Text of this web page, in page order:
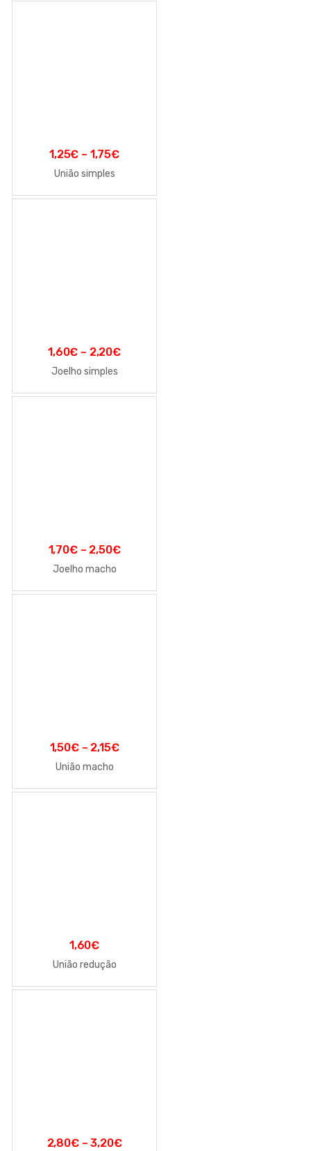
1,25€ – 1,75€
União simples
1,60€ – 2,20€
Joelho simples
1,70€– 2,50€
Joelho macho
1,50€– 2,15€
União macho
1,60€
União redução
2,80€–3,20€